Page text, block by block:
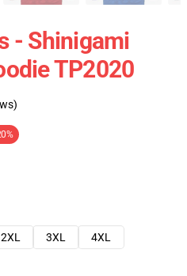
- Shinigami
TP2020
2XL 3XL
4XL